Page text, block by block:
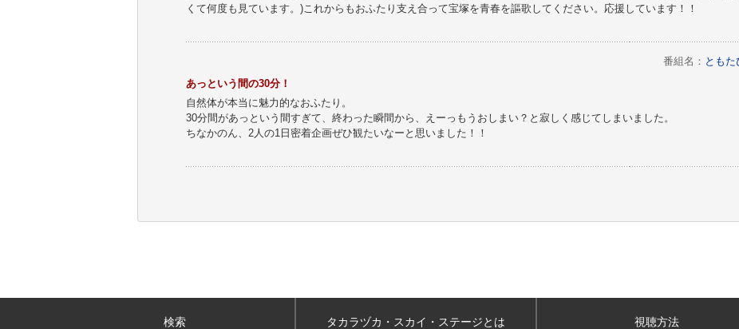
くて何度も見ています。)これからもおふたり支え合って宝塚を青春を謳歌してください。応援しています！！
番組名： ともた
あっという間の30分！
自然体が本当に魅力的なおふたり。
30分間があっという間すぎて、終わった瞬間から、えーっもうおしまい？と寂しく感じてしまいました。
ちなかのん、2人の1日密着企画ぜひ観たいなーと思いました！！
検索 タカラヅカ・スカイ ・ステージとは 視聴方法